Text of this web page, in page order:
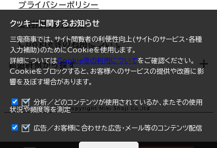
まとめて資料請求
クッキーに関するお知らせ
三鬼商事では、サイト閲覧者の利便性向上(サイトのサービス・各種
入力補助)のためにCookieを使用します。
詳細についてはCookie等の利用についてをご確認ください。
Cookieをブロックすると、お客様へのサービスの提供や改善に影
響を及ぼす場合があります。
分析／どのコンテンツが使用されているか、またその使用
状況や頻度等を測定
広告／お客様に合わせた広告・メール等のコンテンツ配信
札幌
仙台
横浜
福岡
オフィスリポート
ログイン
プライバシーポリシー
ご利用にあたって
Cookie等の利用について
都道府県から探す
北海道
青森県
Copyright Miki Shoji Co.,ltd